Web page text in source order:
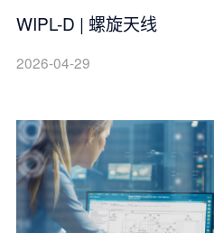
WIPL-D | 螺旋天线
2026-04-29